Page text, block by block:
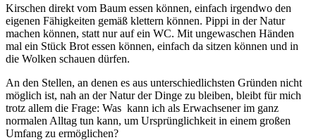
Kirschen direkt vom Baum essen können, einfach irgendwo den
eigenen Fähigkeiten gemäß klettern können. Pippi in der Natur
machen können, statt nur auf ein WC. Mit ungewaschen Händen
mal ein Stück Brot essen können, einfach da sitzen können und in
die Wolken schauen dürfen.
An den Stellen, an denen es aus unterschiedlichsten Gründen nicht
möglich ist, nah an der Natur der Dinge zu bleiben, bleibt für mich
trotz allem die Frage: Was kann ich als Erwachsener im ganz
normalen Alltag tun kann, um Ursprünglichkeit in einem großen
Umfang zu ermöglichen?